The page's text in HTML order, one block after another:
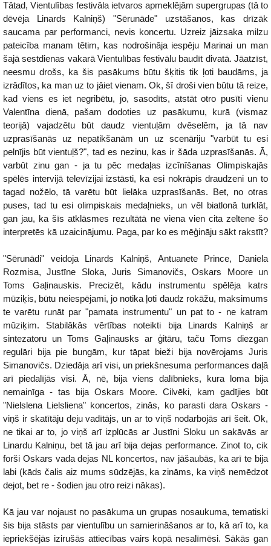
Tātad, Vientulības festivāla ietvaros apmeklējām supergrupas (tā to
dēvēja Linards Kalniņš) "Sērunāde" uzstāšanos, kas drīzāk
saucama par performanci, nevis koncertu. Uzreiz jāizsaka milzu
pateicība manam tētim, kas nodrošināja iespēju Marinai un man
šajā sestdienas vakarā Vientulības festivālu baudīt divatā. Jāatzīst,
neesmu drošs, ka šis pasākums būtu šķitis tik ļoti baudāms, ja
izrādītos, ka man uz to jāiet vienam. Ok, šī droši vien būtu tā reize,
kad viens es iet negribētu, jo, sasodīts, atstāt otro pusīti vienu
Valentīna dienā, pašam dodoties uz pasākumu, kurā (vismaz
teorijā) vajadzētu būt daudz vientuļām dvēselēm, ja tā nav
uzprasīšanās uz nepatikšanām un uz scenāriju "varbūt tu esi
pelnījis būt vientuļš?", tad es nezinu, kas ir šāda uzprasīšanās. Ā,
varbūt zinu gan - ja tu pēc medaļas izcīnīšanas Olimpiskajās
spēlēs intervijā televīzijai izstāsti, ka esi nokrāpis draudzeni un to
tagad nožēlo, tā varētu būt lielāka uzprasīšanās. Bet, no otras
puses, tad tu esi olimpiskais medaļnieks, un vēl biatlonā turklāt,
gan jau, ka šīs atklāsmes rezultātā ne viena vien cita zeltene šo
interpretēs kā uzaicinājumu. Paga, par ko es mēģināju sākt rakstīt?
"Sērunādi" veidoja Linards Kalniņš, Antuanete Prince, Daniela
Rozmisa, Justīne Sloka, Juris Simanovičs, Oskars Moore un
Toms Gaļinauskis. Precizēt, kādu instrumentu spēlēja katrs
mūziķis, būtu neiespējami, jo notika ļoti daudz rokāžu, maksimums
te varētu runāt par "pamata instrumentu" un pat to - ne katram
mūziķim. Stabilākās vērtības noteikti bija Linards Kalniņš ar
sintezatoru un Toms Gaļinausks ar ģitāru, taču Toms diezgan
regulāri bija pie bungām, kur tāpat bieži bija novērojams Juris
Simanovičs. Dziedāja arī visi, un priekšnesuma performances daļā
arī piedalījās visi. Ā, nē, bija viens dalībnieks, kura loma bija
nemainīga - tas bija Oskars Moore. Cilvēki, kam gadījies būt
"Nielslena Lielsliena" koncertos, zinās, ko parasti dara Oskars -
viņš ir skatītāju deju vadītājs, un ar to viņš nodarbojās arī šeit. Ok,
ne tikai ar to, jo viņš arī izplūcās ar Justīni Sloku un sakāvās ar
Linardu Kalniņu, bet tā jau arī bija dejas performance. Zinot to, cik
forši Oskars vada dejas NL koncertos, nav jāšaubās, ka arī te bija
labi (kāds čalis aiz mums sūdzējās, ka zināms, ka viņš nemēdzot
dejot, bet re - šodien jau otro reizi nākas).
Kā jau var nojaust no pasākuma un grupas nosaukuma, tematiski
šis bija stāsts par vientulību un samierināšanos ar to, kā arī to, ka
iepriekšējās izirušās attiecības vairs kopā nesalīmēsi. Sākās gan